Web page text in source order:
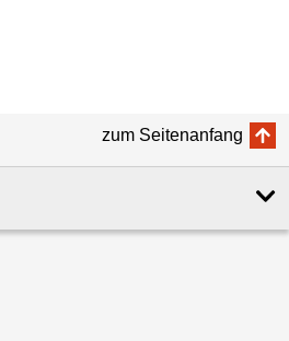
zum Seitenanfang